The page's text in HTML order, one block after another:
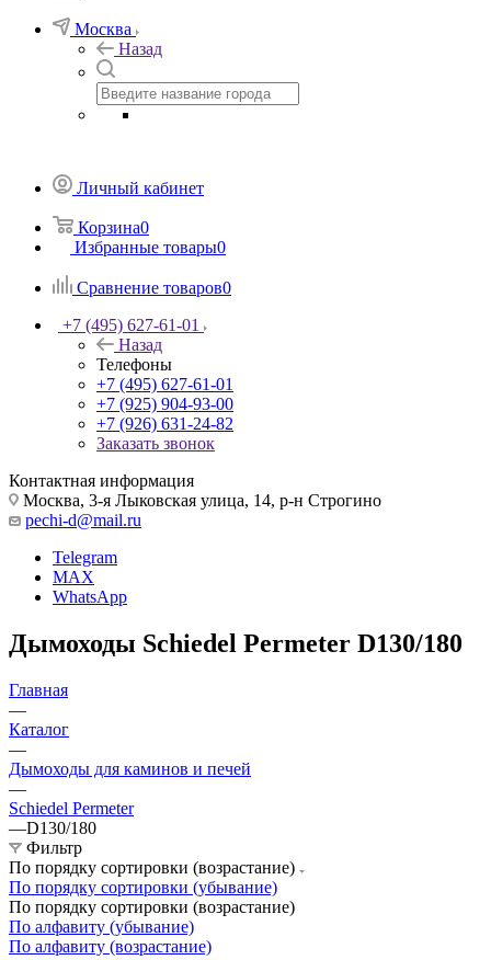
Москва
Назад
Личный кабинет
Корзина0
Избранные товары0
Сравнение товаров0
+7 (495) 627-61-01
Назад
Телефоны
+7 (495) 627-61-01
+7 (925) 904-93-00
+7 (926) 631-24-82
Заказать звонок
Контактная информация
Москва, 3-я Лыковская улица, 14, р-н Строгино
pechi-d@mail.ru
Telegram
MAX
WhatsApp
Дымоходы Schiedel Permeter D130/180
Главная
—
Каталог
—
Дымоходы для каминов и печей
—
Schiedel Permeter
—D130/180
Фильтр
По порядку сортировки (возрастание)
По порядку сортировки (убывание)
По порядку сортировки (возрастание)
По алфавиту (убывание)
По алфавиту (возрастание)